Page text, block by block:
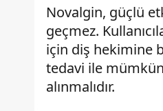
Novalgin, güçlü
geçmez.
için diş hekimine
tedavi ile
alınmalıdır.